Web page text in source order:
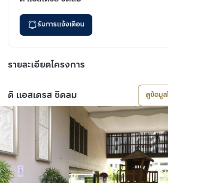
รับการแจ้งเตือน
รายละเอียดโครงการ
ดิ แอสเดรส ชิดลม ดูข้อมูลโครงการ